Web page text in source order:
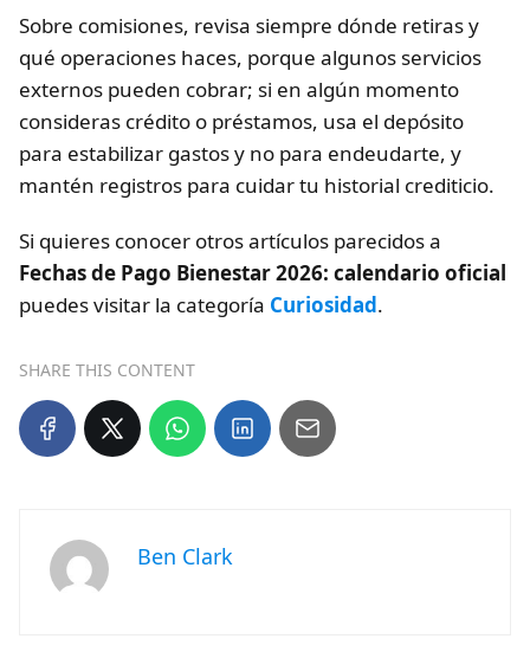
Sobre comisiones, revisa siempre dónde retiras y
qué operaciones haces, porque algunos servicios
externos pueden cobrar; si en algún momento
consideras crédito o préstamos, usa el depósito
para estabilizar gastos y no para endeudarte, y
mantén registros para cuidar tu historial crediticio.
Si quieres conocer otros artículos parecidos a
Fechas de Pago Bienestar 2026: calendario oficial
puedes visitar la categoría Curiosidad.
SHARE THIS CONTENT
Ben Clark